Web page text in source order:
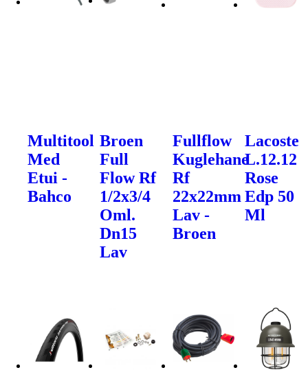
Multitool
Med
Etui -
Bahco
Broen
Full
Flow Rf
1/2x3/4
Oml.
Dn15
Lav
Fullflow
Kuglehane
Rf
22x22mm
Lav -
Broen
Lacoste
L.12.12
Rose
Edp 50
Ml